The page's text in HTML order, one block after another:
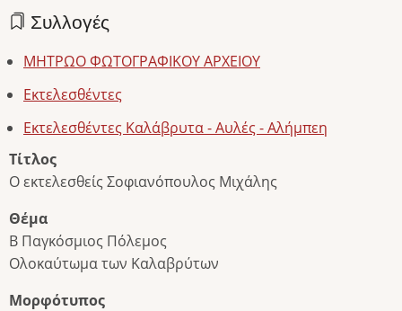
Συλλογές
ΜΗΤΡΩΟ ΦΩΤΟΓΡΑΦΙΚΟΥ ΑΡΧΕΙΟΥ
Εκτελεσθέντες
Εκτελεσθέντες Καλάβρυτα - Αυλές - Αλήμπεη
Τίτλος
Ο εκτελεσθείς Σοφιανόπουλος Μιχάλης
Θέμα
Β Παγκόσμιος Πόλεμος
Ολοκαύτωμα των Καλαβρύτων
Μορφότυπος